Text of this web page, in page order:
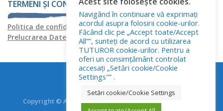
TERMENI ȘI CONDIȚII
Politica de confidențialitatePolitica privind fișierele cookies
Prelucrarea Datelor cu Caracter Personal
Copyright © Asociația Italienilor din România - RO.AS.IT.
Navigând în continuare vă exprimați
acordul asupra folosirii cookie-urilor.
Făcând clic pe „Accept toate/Accept
All””, sunteți de acord cu utilizarea
TUTUROR cookie-urilor. Pentru a
oferi un consimțământ controlat
accesați „Setări cookie/Cookie
Settings"” .
Setări cookie/Cookie Settings